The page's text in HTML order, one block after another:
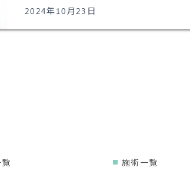
2024年10月23日
施術一覧